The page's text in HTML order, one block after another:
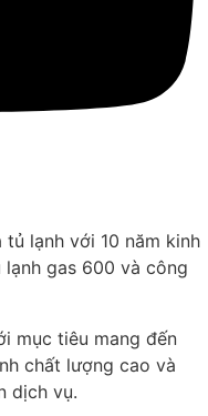
lạnh với 10 năm kinh
lạnh gas 600 và công
mục tiêu mang đến
chất lượng cao và
dịch vụ.